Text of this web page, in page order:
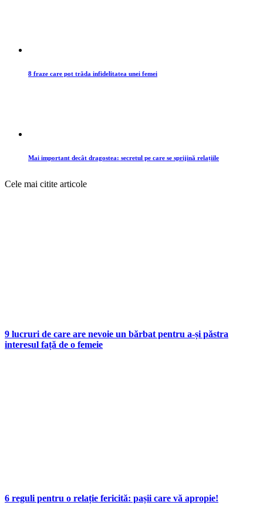
8 fraze care pot trăda infidelitatea unei femei
Mai important decât dragostea: secretul pe care se sprijină relațiile
Cele mai citite articole
9 lucruri de care are nevoie un bărbat pentru a-și păstra
interesul față de o femeie
6 reguli pentru o relație fericită: pașii care vă apropie!